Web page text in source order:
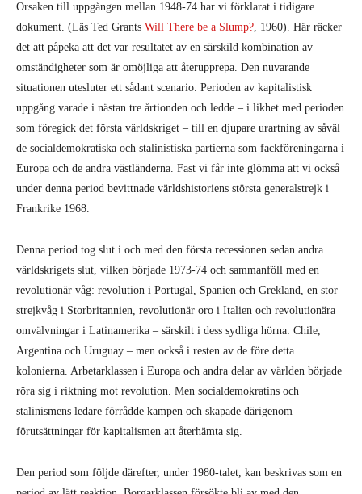
Orsaken till uppgången mellan 1948-74 har vi förklarat i tidigare
dokument. (Läs Ted Grants Will There be a Slump?, 1960). Här räcker
det att påpeka att det var resultatet av en särskild kombination av
omständigheter som är omöjliga att återupprepa. Den nuvarande
situationen utesluter ett sådant scenario. Perioden av kapitalistisk
uppgång varade i nästan tre årtionden och ledde – i likhet med perioden
som föregick det första världskriget – till en djupare urartning av såväl
de socialdemokratiska och stalinistiska partierna som fackföreningarna i
Europa och de andra västländerna. Fast vi får inte glömma att vi också
under denna period bevittnade världshistoriens största generalstrejk i
Frankrike 1968.
Denna period tog slut i och med den första recessionen sedan andra
världskrigets slut, vilken började 1973-74 och sammanföll med en
revolutionär våg: revolution i Portugal, Spanien och Grekland, en stor
strejkvåg i Storbritannien, revolutionär oro i Italien och revolutionära
omvälvningar i Latinamerika – särskilt i dess sydliga hörna: Chile,
Argentina och Uruguay – men också i resten av de före detta
kolonierna. Arbetarklassen i Europa och andra delar av världen började
röra sig i riktning mot revolution. Men socialdemokratins och
stalinismens ledare förrådde kampen och skapade därigenom
förutsättningar för kapitalismen att återhämta sig.
Den period som följde därefter, under 1980-talet, kan beskrivas som en